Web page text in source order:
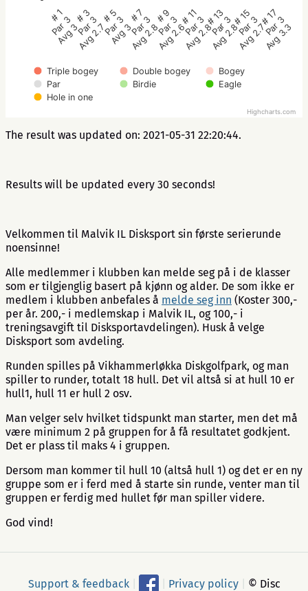
Triple bogey Double bogey
Bogey
Par
Birdie
Eagle
Hole in one
# 1
Par 3
Avg 3
# 3
Par 3
Avg 2.7
# 5
Par 3
Avg 3
# 7
Par 3
Avg 2.8
# 9
Par 3
Avg 2.6
# 11
Par 3
Avg 2.8
# 13
Par 3
Avg 2.8
# 15
Par 3
Avg 2.7
# 17
Par 3
Avg 3.3
Highcharts.com
The result was updated on: 2021-05-31 22:20:44.
Results will be updated every 30 seconds!
Velkommen til Malvik IL Disksport sin første serierunde
noensinne!
Alle medlemmer i klubben kan melde seg på i de klasser
som er tilgjenglig basert på kjønn og alder. De som ikke er
medlem i klubben anbefales å melde seg inn (Koster 300,-
per år. 200,- i medlemskap i Malvik IL, og 100,- i
treningsavgift til Disksportavdelingen). Husk å velge
Disksport som avdeling.
Runden spilles på Vikhammerløkka Diskgolfpark, og man
spiller to runder, totalt 18 hull. Det vil altså si at hull 10 er
hull1, hull 11 er hull 2 osv.
Man velger selv hvilket tidspunkt man starter, men det må
være minimum 2 på gruppen for å få resultatet godkjent.
Det er plass til maks 4 i gruppen.
Dersom man kommer til hull 10 (altså hull 1) og det er en ny
gruppe som er i ferd med å starte sin runde, venter man til
gruppen er ferdig med hullet før man spiller videre.
God vind!
Support & feedback Privacy policy
© Disc